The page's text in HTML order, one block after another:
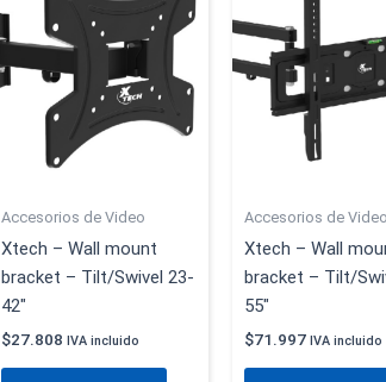
Accesorios de Video
Xtech – Wall mount
bracket – Tilt/Swivel 23-
42″
$27.808 IVA incluido
Accesorios de Video
Xtech – Wall
bracket – Tilt/
55″
$71.997 IVA incluido